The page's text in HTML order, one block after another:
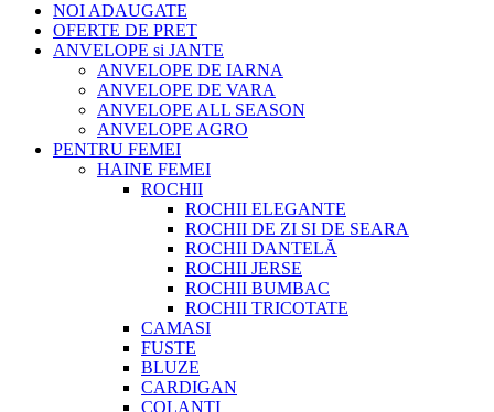
NOI ADAUGATE
OFERTE DE PRET
ANVELOPE si JANTE
ANVELOPE DE IARNA
ANVELOPE DE VARA
ANVELOPE ALL SEASON
ANVELOPE AGRO
PENTRU FEMEI
HAINE FEMEI
ROCHII
ROCHII ELEGANTE
ROCHII DE ZI SI DE SEARA
ROCHII DANTELĂ
ROCHII JERSE
ROCHII BUMBAC
ROCHII TRICOTATE
CAMASI
FUSTE
BLUZE
CARDIGAN
COLANTI